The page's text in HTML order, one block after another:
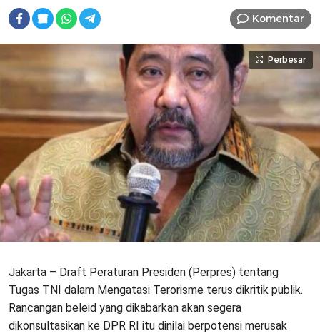
Komentar
Perbesar
Jakarta – Draft Peraturan Presiden (Perpres) tentang
Tugas TNI dalam Mengatasi Terorisme terus dikritik publik.
Rancangan beleid yang dikabarkan akan segera
dikonsultasikan ke DPR RI itu dinilai berpotensi merusak